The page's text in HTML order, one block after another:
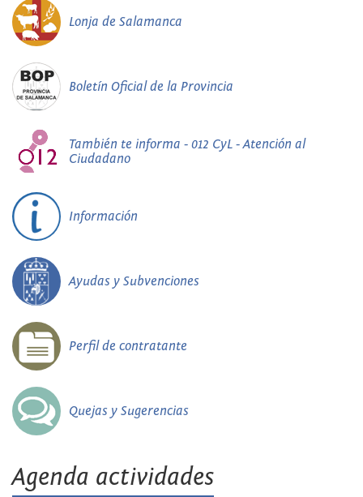
Lonja de Salamanca
Boletín Oficial de la Provincia
También te informa - 012 CyL - Atención al
Ciudadano
Información
Ayudas y Subvenciones
Perfil de contratante
Quejas y Sugerencias
Agenda actividades